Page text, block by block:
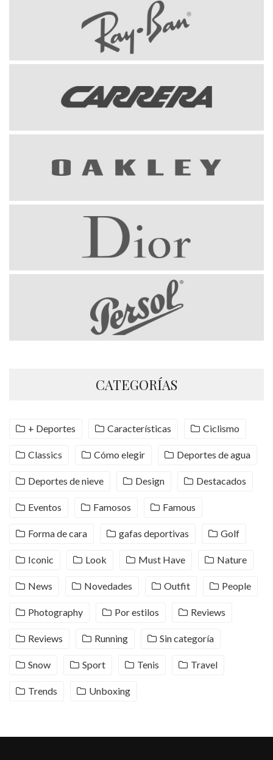
CATEGORÍAS
+ Deportes Características Ciclismo
Classics Cómo elegir Deportes de agua
Deportes de nieve Design Destacados
Eventos Famosos Famous
Forma de cara gafas deportivas Golf
Iconic Look Must Have Nature
News Novedades Outfit People
Photography Por estilos Reviews
Reviews Running Sin categoría
Snow Sport Tenis Travel
Trends Unboxing